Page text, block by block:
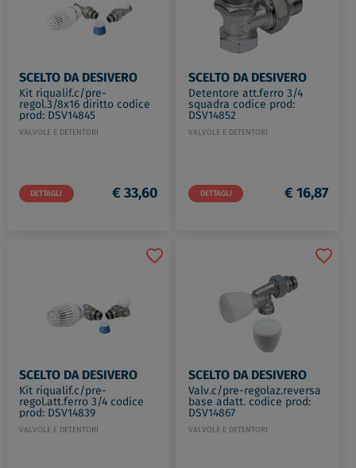
SCELTO DA DESIVERO
Kit riqualif.c/pre-
regol.3/8x16 diritto codice
prod: DSV14845
VALVOLE E DETENTORI
DETTAGLI € 33,60
SCELTO DA DESIVERO
Detentore att.ferro 3/4
squadra codice prod:
DSV14852
VALVOLE E DETENTORI
DETTAGLI € 16,87
SCELTO DA DESIVERO
Kit riqualif.c/pre-
regol.att.ferro 3/4 codice
prod: DSV14839
VALVOLE E DETENTORI
SCELTO DA DESIVERO
Valv.c/pre-regolaz.reversa
base adatt. codice prod:
DSV14867
VALVOLE E DETENTORI